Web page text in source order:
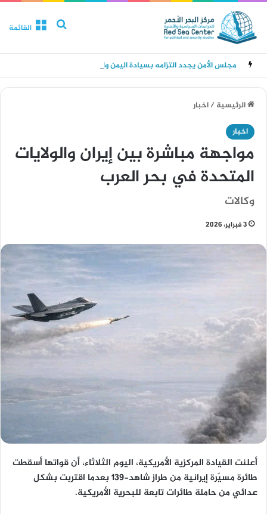
القائمةبحث عن
الرئيسية/اخبار
اخبار
مواجهة مباشرة بين إيران والولايات
المتحدة في بحر العرب
وكالات
3 فبراير، 2026
‏أعلنت القيادة المركزية الأمريكية، اليوم الثلاثاء، أن قواتها أسقطت
طائرة مسيّرة إيرانية من طراز شاهد-139 بعدما اقتربت بشكل
عدائي من حاملة طائرات تابعة للبحرية الأمريكية.